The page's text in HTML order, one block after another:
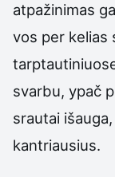
atpažinimas
vos per kelias
svarbu, ypač
srautai
kantriausius.